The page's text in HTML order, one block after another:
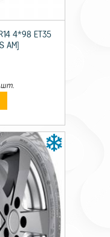
19
V
107
4*98 ET35
AM]
шт.